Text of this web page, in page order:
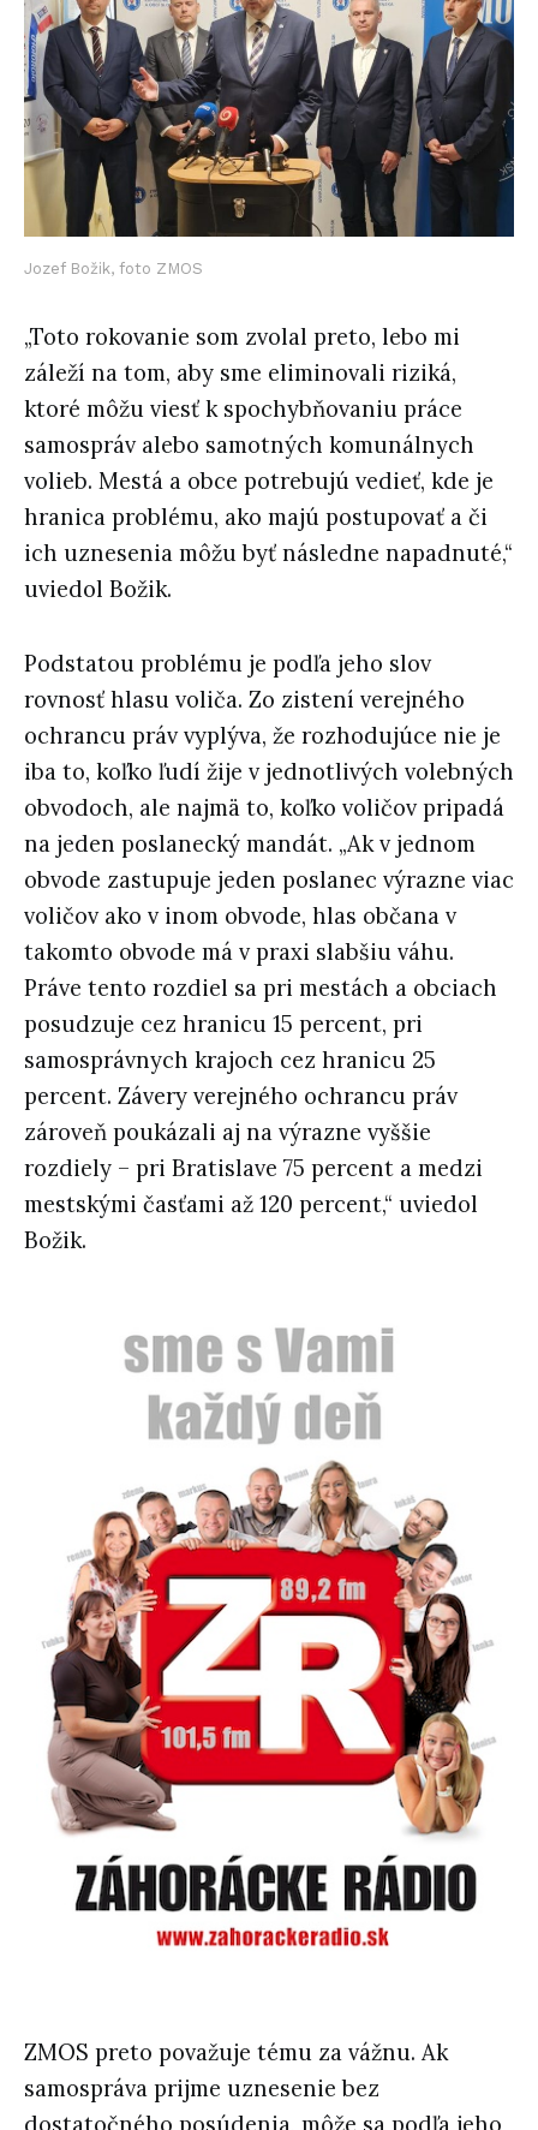
Jozef Božik, foto ZMOS
„Toto rokovanie som zvolal preto, lebo mi
záleží na tom, aby sme eliminovali riziká,
ktoré môžu viesť k spochybňovaniu práce
samospráv alebo samotných komunálnych
volieb. Mestá a obce potrebujú vedieť, kde je
hranica problému, ako majú postupovať a či
ich uznesenia môžu byť následne napadnuté,“
uviedol Božik.
Podstatou problému je podľa jeho slov
rovnosť hlasu voliča. Zo zistení verejného
ochrancu práv vyplýva, že rozhodujúce nie je
iba to, koľko ľudí žije v jednotlivých volebných
obvodoch, ale najmä to, koľko voličov pripadá
na jeden poslanecký mandát. „Ak v jednom
obvode zastupuje jeden poslanec výrazne viac
voličov ako v inom obvode, hlas občana v
takomto obvode má v praxi slabšiu váhu.
Práve tento rozdiel sa pri mestách a obciach
posudzuje cez hranicu 15 percent, pri
samosprávnych krajoch cez hranicu 25
percent. Závery verejného ochrancu práv
zároveň poukázali aj na výrazne vyššie
rozdiely – pri Bratislave 75 percent a medzi
mestskými časťami až 120 percent,“ uviedol
Božik.
ZMOS preto považuje tému za vážnu. Ak
samospráva prijme uznesenie bez